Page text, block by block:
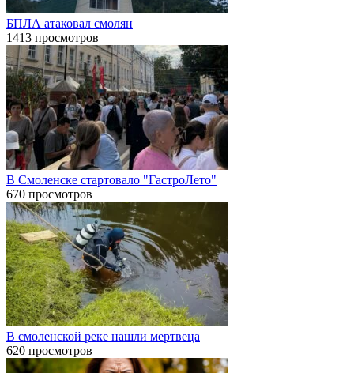
БПЛА атаковал смолян
1413 просмотров
В Смоленске стартовало "ГастроЛето"
670 просмотров
В смоленской реке нашли мертвеца
620 просмотров